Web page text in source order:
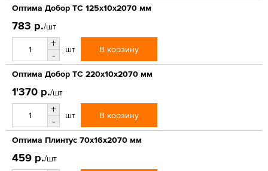
Оптима Добор ТС 125х10х2070 мм
783 р./шт
+
-
шт В корзину
Оптима Добор ТС 220х10х2070 мм
1'370 р./шт
+
-
шт В корзину
Оптима Плинтус 70х16х2070 мм
459 р./шт